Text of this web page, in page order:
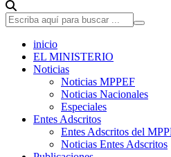
inicio
EL MINISTERIO
Noticias
Noticias MPPEF
Noticias Nacionales
Especiales
Entes Adscritos
Entes Adscritos del
Noticias Entes Adscritos